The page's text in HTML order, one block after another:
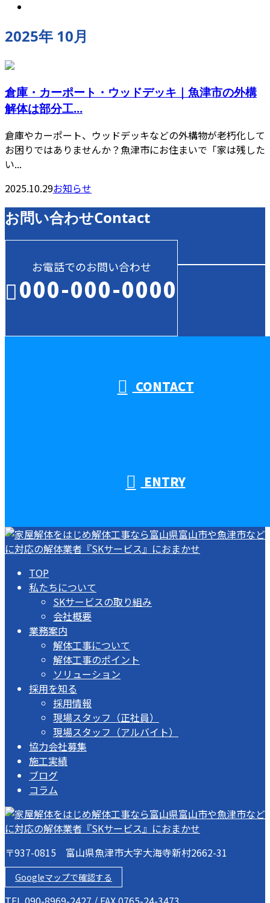
2025年 10月
倉庫・カーポート・ウッドデッキ｜魚津市の外構
解体は部分工...
倉庫やカーポート、ウッドデッキなどの外構物が老朽化して
お困りではありませんか？魚津市にお住まいで「家は残した
い...
2025.10.29お知らせ
お問い合わせContact
お電話でのお問い合わせ
000-000-0000
CONTACT
ENTRY
TOP
私たちについて
SKサービスの取り組み
会社概要
業務案内
解体工事について
解体工事のポイント
ソリューション
採用を知る
採用情報
現場スタッフ（正社員）
現場スタッフ（アルバイト）
協力会社募集
施工実績
ブログ
コラム
〒937-0815 富山県魚津市大字大海寺新村2662-31
Googleマップで確認する